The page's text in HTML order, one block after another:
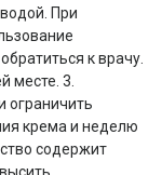
При
к врачу.
месте. 3.
ограничить
крема и неделю
содержит